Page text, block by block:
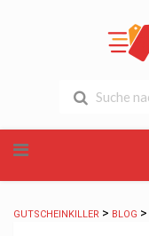
to
GUTSCHEINKILLER > BLOG >